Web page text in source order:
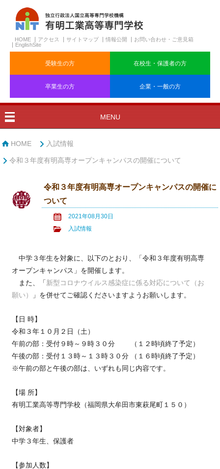
HOME アクセス サイトマップ 情報公開
お問い合わせ・ご意見箱
EnglishSite
受験生の方 在校生・保護者の方
卒業生の方 企業・一般の方
MENU
HOME 入試情報
令和３年度有明高専オープンキャンパスの開催について
令和３年度有明高専オープンキャンパスの開催に
ついて
2021年08月30日
入試情報
中学３年生を対象に、以下のとおり、「令和３年度有明高専
オープンキャンパス」を開催します。
また、「新型コロナウイルス感染症に係る対応について（お
願い）
」を併せてご確認くださいますようお願いします。
【日 時】
令和３年１０月２日（土）
午前の部：受付９時～９時３０分 （１２時頃終了予定）
午後の部：受付１３時～１３時３０分 （１６時頃終了予定）
※午前の部と午後の部は、いずれも同じ内容です。
【場 所】
有明工業高等専門学校（福岡県大牟田市東萩尾町１５０）
【対象者】
中学３年生、保護者
【参加人数】